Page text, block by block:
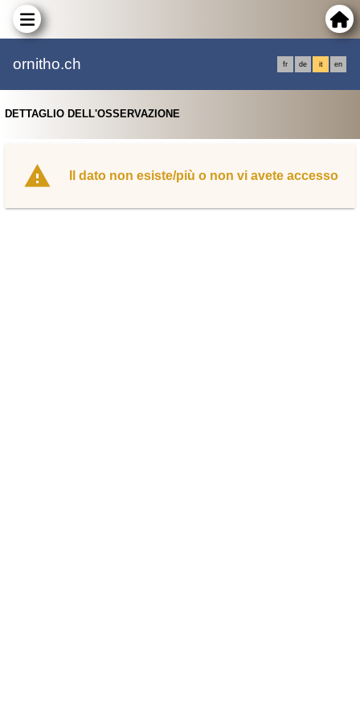
ornitho.ch fr de it en
DETTAGLIO DELL'OSSERVAZIONE
Il dato non esiste/più o non vi avete accesso